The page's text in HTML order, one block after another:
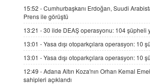
FARUK ÖNALAN
Tezkere Onaylanmasaydı…
2 Kasım 2021 Salı 00:11
AV. DOĞAN CAN DOĞAN
Kişisel verilerin
hukukun gelişimi
15:52 -Cumhurbaşkanı Erdoğan, Suudi
Prens ile görüştü
13:21 -30 ilde DEAŞ operasyonu: 104 şüpheli
13:01 -Yasa dışı otoparkçılara operasyon: 10
13:01 -Yasa dışı otoparkçılara operasyon: 10
12:49 -Adana Altın Koza'nın Orhan Kemal
sahipleri açıklandı